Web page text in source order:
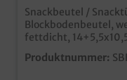
Snackbeutel /
Blockbodenbeutel,
fettdicht, 14+5,5x10,5cm,
kleine Snacktüte mit
durch 2-lagige Fertigung aus 100%
Produktnummer: